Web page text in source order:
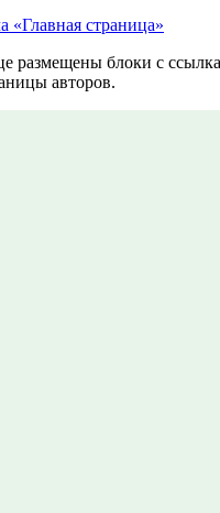
«Главная страница»
размещены блоки с
авторов.